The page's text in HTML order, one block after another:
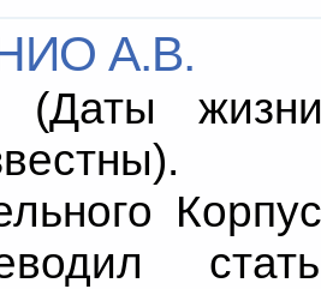
А.В.
(Даты